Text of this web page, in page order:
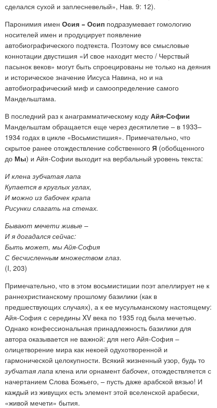
сделался сухой и заплесневелый», Нав. 9: 12).
Паронимия имен Осия = Осип подразумевает гомологию
носителей имен и продуцирует появление
автобиографического подтекста. Поэтому все смысловые
коннотации двустишия «И свое находит место / Черствый
пасынок веков» могут быть спроецированы не только на деяния
и историческое значение Иисуса Навина, но и на
автобиографический миф и самоопределение самого
Мандельштама.
В последний раз к анаграмматическому коду Айя-Софии
Мандельштам обращается еще через десятилетие – в 1933–
1934 годах в цикле «Восьмистишия». Примечательно, что
скрытое ранее отождествление собственного Я (обобщенного
до Мы) и Айя-Софии выходит на вербальный уровень текста:
И клена зубчатая лапа
Купается в круглых углах,
И можно из бабочек крапа
Рисунки слагать на стенах.
Бывают мечети живые –
И я догадался сейчас:
Быть может, мы Айя-София
С бесчисленным множеством глаз.
(I, 203)
Примечательно, что в этом восьмистишии поэт апеллирует не к
раннехристианскому прошлому базилики (как в
предшествующих случаях), а к ее мусульманскому настоящему:
Айя-София с середины XV века по 1935 год была мечетью.
Однако конфессиональная принадлежность базилики для
автора оказывается не важной: для него Айя-София –
олицетворение мира как некоей одухотворенной и
гармонической целокупности. Всякий жизненный узор, будь то
зубчатая лапа клена или орнаментбабочек, отождествляется с
начертанием Слова Божьего, – пусть даже арабской вязью! И
каждый из живущих есть элемент этой вселенской арабески,
«живой мечети» бытия.